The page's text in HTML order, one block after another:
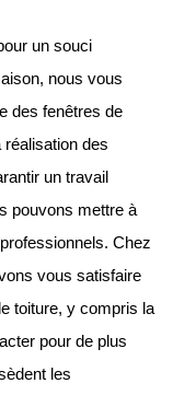
un souci
nous vous
des fenêtres de
des
un travail
pouvons mettre à
Chez
vous satisfaire
toiture, y compris la
pour de plus
les